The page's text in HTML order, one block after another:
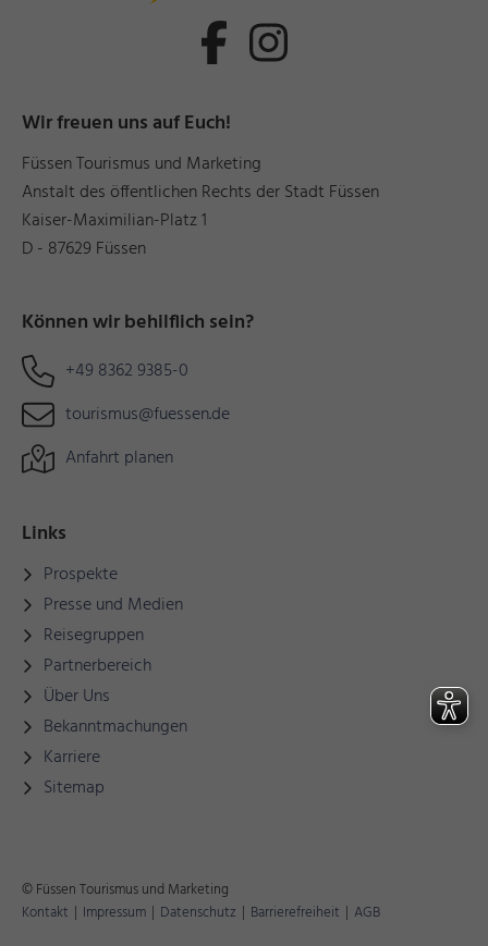
Wir freuen uns auf Euch!
Füssen Tourismus und Marketing
Anstalt des öffentlichen Rechts der Stadt Füssen
Kaiser-Maximilian-Platz 1
D - 87629 Füssen
Können wir behilflich sein?
+49 8362 9385-0
tourismus@fuessen.de
Anfahrt planen
Links
Prospekte
Presse und Medien
Reisegruppen
Partnerbereich
Über Uns
Bekanntmachungen
Karriere
Sitemap
© Füssen Tourismus und Marketing
Kontakt | Impressum | Datenschutz | Barrierefreiheit | AGB